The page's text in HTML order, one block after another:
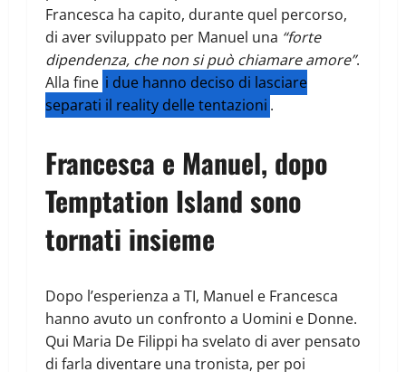
Francesca ha capito, durante quel percorso,
di aver sviluppato per Manuel una “forte
dipendenza, che non si può chiamare amore”.
Alla fine i due hanno deciso di lasciare
separati il reality delle tentazioni .
Francesca e Manuel, dopo
Temptation Island sono
tornati insieme
Dopo l’esperienza a TI, Manuel e Francesca
hanno avuto un confronto a Uomini e Donne.
Qui Maria De Filippi ha svelato di aver pensato
di farla diventare una tronista, per poi